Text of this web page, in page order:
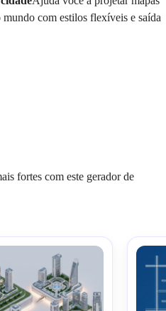
mundo com estilos flexíveis e saída
fortes com este gerador de